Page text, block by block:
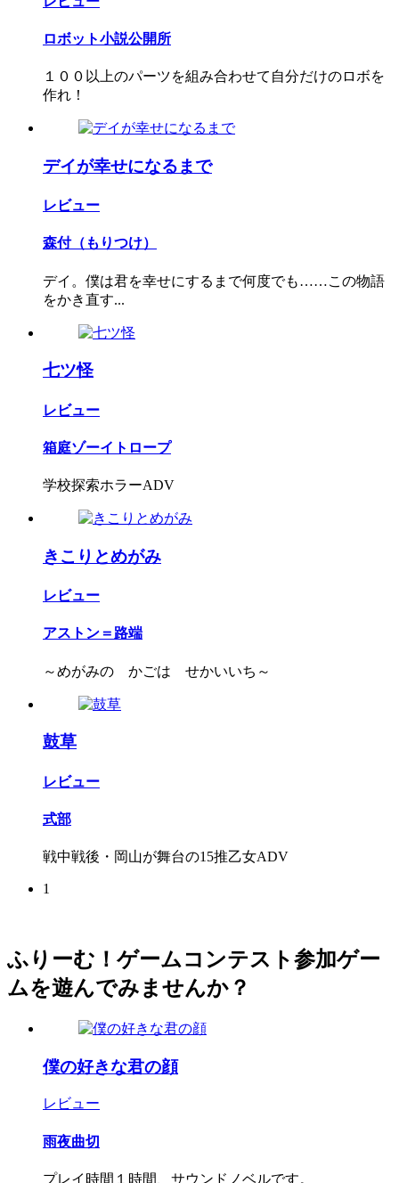
ロボット小説公開所
１００以上のパーツを組み合わせて自分だけのロボを
作れ！
デイが幸せになるまで
レビュー
森付（もりつけ）
デイ。僕は君を幸せにするまで何度でも……この物語
をかき直す...
七ツ怪
レビュー
箱庭ゾーイトロープ
学校探索ホラーADV
きこりとめがみ
レビュー
アストン＝路端
～めがみの かごは せかいいち～
鼓草
レビュー
式部
戦中戦後・岡山が舞台の15推乙女ADV
1
ふりーむ！ゲームコンテスト参加ゲー
ムを遊んでみませんか？
僕の好きな君の顔
レビュー
雨夜曲切
プレイ時間１時間、サウンドノベルです。